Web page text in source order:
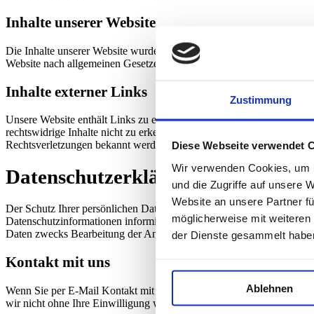
Zustimmung
Diese Webseite verwendet
Wir verwenden Cookies,
und die Zugriffe auf unsere
Website an unsere Partner
möglicherweise mit
der Dienste gesammelt
Ablehnen
Inhalte unserer Website
Die Inhalte unserer Website wurden mit größter Sorgfalt erstellt.
Website nach allgemeinen Gesetzen verantwortlich.
Inhalte externer Links
Unsere Website enthält Links zu externen Websites. Auf deren
rechtswidrige Inhalte nicht zu erkennen. Eine laufende inhaltliche
Rechtsverletzungen bekannt werden, werden die betreffenden Links
Datenschutzerklärung
Der Schutz Ihrer persönlichen Daten ist uns ein besonderes
Datenschutzinformationen informieren wir Sie über die wichtigsten
Daten zwecks Bearbeitung der Anfrage und für den Fall von
Kontakt mit uns
Wenn Sie per E-Mail Kontakt mit uns aufnehmen, werden Ihre
wir nicht ohne Ihre Einwilligung weiter.